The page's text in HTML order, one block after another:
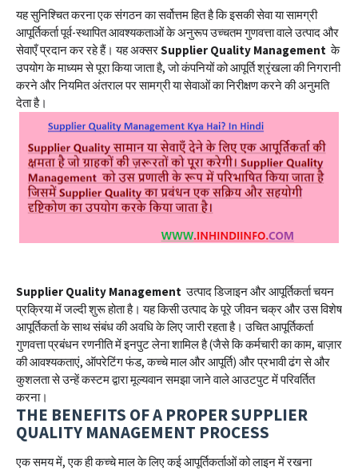
यह सुनिश्चित करना एक संगठन का सर्वोत्तम हित है कि इसकी सेवा या सामग्री
आपूर्तिकर्ता पूर्व-स्थापित आवश्यकताओं के अनुरूप उच्चतम गुणवत्ता वाले उत्पाद और
सेवाएँ प्रदान कर रहे हैं। यह अक्सरSupplier Quality Managementके
उपयोग के माध्यम से पूरा किया जाता है, जो कंपनियों को आपूर्ति श्रृंखला की निगरानी
करने और नियमित अंतराल पर सामग्री या सेवाओं का निरीक्षण करने की अनुमति
देता है।
Supplier Quality Managementउत्पाद डिजाइन और आपूर्तिकर्ता चयन
प्रक्रिया में जल्दी शुरू होता है। यह किसी उत्पाद के पूरे जीवन चक्र और उस विशेष
आपूर्तिकर्ता के साथ संबंध की अवधि के लिए जारी रहता है। उचित आपूर्तिकर्ता
गुणवत्ता प्रबंधन रणनीति में इनपुट लेना शामिल है (जैसे कि कर्मचारी का काम, बाज़ार
की आवश्यकताएं, ऑपरेटिंग फंड, कच्चे माल और आपूर्ति) और प्रभावी ढंग से और
कुशलता से उन्हें कस्टम द्वारा मूल्यवान समझा जाने वाले आउटपुट में परिवर्तित
करना।
THE BENEFITS OF A PROPER SUPPLIER
QUALITY MANAGEMENT PROCESS
एक समय में, एक ही कच्चे माल के लिए कई आपूर्तिकर्ताओं को लाइन में रखना